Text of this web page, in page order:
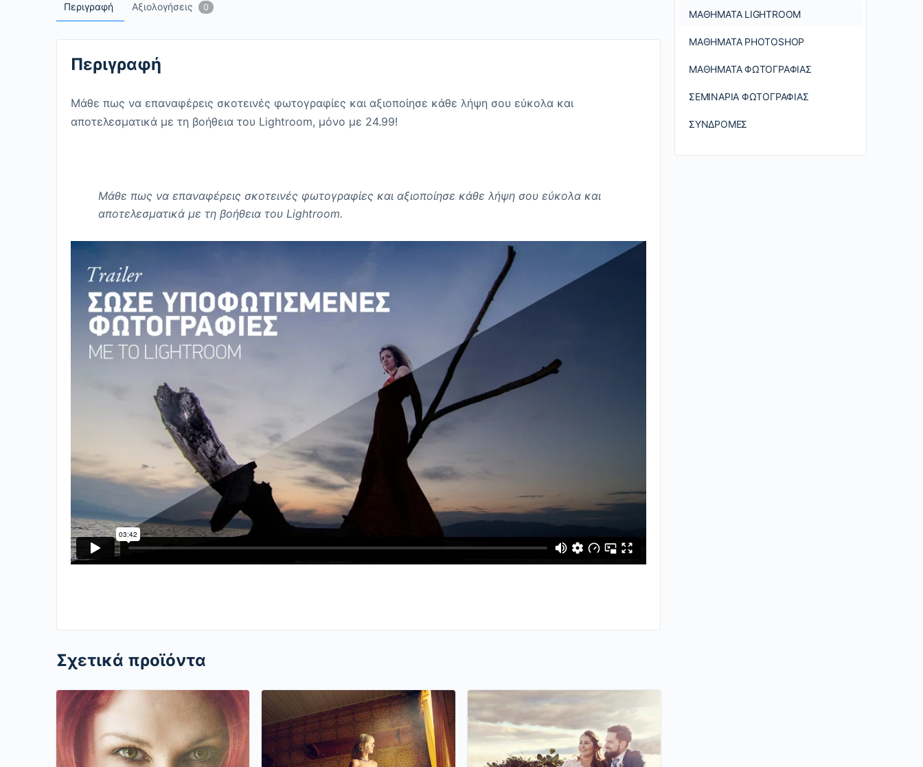
Περιγραφή Αξιολογήσεις 0
Περιγραφή
Μάθε πως να επαναφέρεις σκοτεινές φωτογραφίες και αξιοποίησε κάθε λήψη σου εύκολα και
αποτελεσματικά με τη βοήθεια του Lightroom, μόνο με 24.99!
Μάθε πως να επαναφέρεις σκοτεινές φωτογραφίες και αξιοποίησε κάθε λήψη σου εύκολα και
αποτελεσματικά με τη βοήθεια του Lightroom.
Σχετικά προϊόντα
ΜΑΘΉΜΑΤΑ LIGHTROOM
ΜΑΘΉΜΑΤΑ PHOTOSHOP
ΜΑΘΉΜΑΤΑ ΦΩΤΟΓΡΑΦΊΑΣ
ΣΕΜΙΝΆΡΙΑ ΦΩΤΟΓΡΑΦΊΑΣ
ΣΥΝΔΡΟΜΈΣ